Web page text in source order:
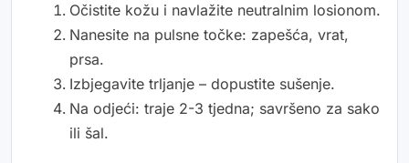
Očistite kožu i navlažite neutralnim losionom.
Nanesite na pulsne točke: zapešća, vrat,
prsa.
Izbjegavite trljanje – dopustite sušenje.
Na odjeći: traje 2-3 tjedna; savršeno za sako
ili šal.